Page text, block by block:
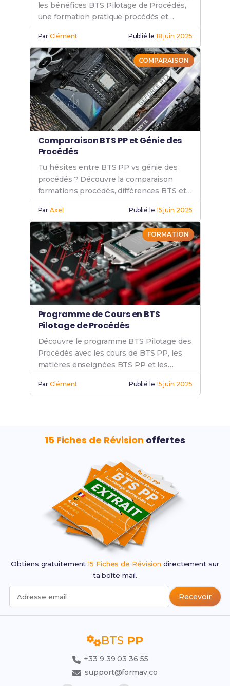
les bénéfices BTS Pilotage de Procédés,
une formation pratique procédés et
l’employabilité après BTS PP.
ParClément Publié le 18 juin 2025
COMPARAISON
Comparaison BTS PP et Génie des
Procédés
Tu hésites entre BTS PP vs génie des
procédés ? Découvre la comparaison
formations procédés, différences BTS et
bachelor, et choix de carrière procédés.
ParAxel Publié le 15 juin 2025
FORMATION
Programme de Cours en BTS
Pilotage de Procédés
Découvre le programme BTS Pilotage des
Procédés avec les cours de BTS PP, les
matières enseignées BTS PP et les
modules pilotage procédés adaptés.
ParClément Publié le 15 juin 2025
15 Fiches de Révision offertes
Obtiens gratuitement15 Fiches de Révision directement sur
ta boîte mail.
Adresse email Recevoir
BTS PP
+33 9 39 03 36 55
support@formav.co